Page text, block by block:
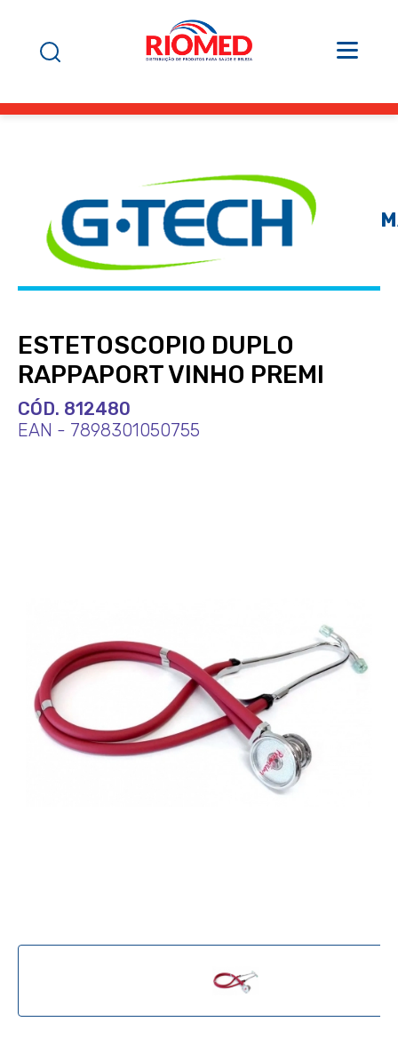
ESTETOSCOPIO DUPLO
RAPPAPORT VINHO PREMI
CÓD. 812480
EAN - 7898301050755